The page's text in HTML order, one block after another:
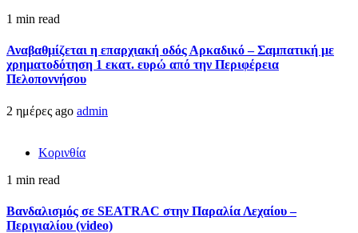
1 min read
Αναβαθμίζεται η επαρχιακή οδός Αρκαδικό – Σαμπατική με
χρηματοδότηση 1 εκατ. ευρώ από την Περιφέρεια
Πελοποννήσου
2 ημέρες ago admin
Κορινθία
1 min read
Βανδαλισμός σε SEATRAC στην Παραλία Λεχαίου –
Περιγιαλίου (video)